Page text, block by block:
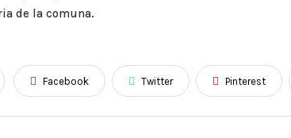
de la comuna.
Facebook Twitter Pinterest